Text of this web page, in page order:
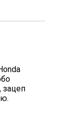
зацеп